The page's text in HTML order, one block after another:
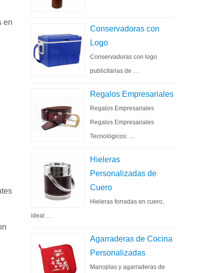
en
Conservadoras con
Logo
Conservadoras con logo
publicitarias de …
Regalos Empresariales
Regalos Empresariales
Regalos Empresariales
Tecnológicos: …
Hieleras
Personalizadas de
Cuero
Hieleras forradas en cuero,
ideal …
Agarraderas de Cocina
Personalizadas
Manoplas y agarraderas de